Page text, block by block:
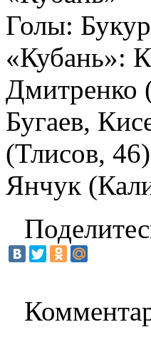
Голы:
«Кубань»:
Дмитренко
Бугаев,
(Тлисов,
Янчук